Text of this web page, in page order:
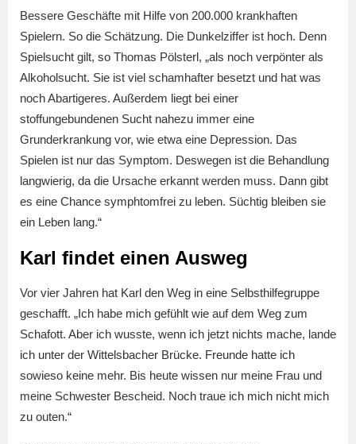
Bessere Geschäfte mit Hilfe von 200.000 krankhaften
Spielern. So die Schätzung. Die Dunkelziffer ist hoch. Denn
Spielsucht gilt, so Thomas Pölsterl, „als noch verpönter als
Alkoholsucht. Sie ist viel schamhafter besetzt und hat was
noch Abartigeres. Außerdem liegt bei einer
stoffungebundenen Sucht nahezu immer eine
Grunderkrankung vor, wie etwa eine Depression. Das
Spielen ist nur das Symptom. Deswegen ist die Behandlung
langwierig, da die Ursache erkannt werden muss. Dann gibt
es eine Chance symphtomfrei zu leben. Süchtig bleiben sie
ein Leben lang.“
Karl findet einen Ausweg
Vor vier Jahren hat Karl den Weg in eine Selbsthilfegruppe
geschafft. „Ich habe mich gefühlt wie auf dem Weg zum
Schafott. Aber ich wusste, wenn ich jetzt nichts mache, lande
ich unter der Wittelsbacher Brücke. Freunde hatte ich
sowieso keine mehr. Bis heute wissen nur meine Frau und
meine Schwester Bescheid. Noch traue ich mich nicht mich
zu outen.“